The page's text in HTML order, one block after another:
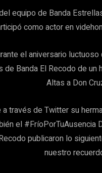
equipo de Banda
como actor en
el aniversario
Banda El Recodo de
Altas a Don
a través de Twitter su
el #FríoPorTuAusencia
publicaron lo
nuestro